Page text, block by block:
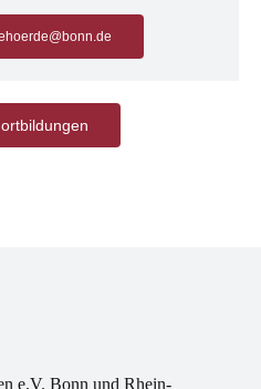
e.V. Bonn und Rhein-